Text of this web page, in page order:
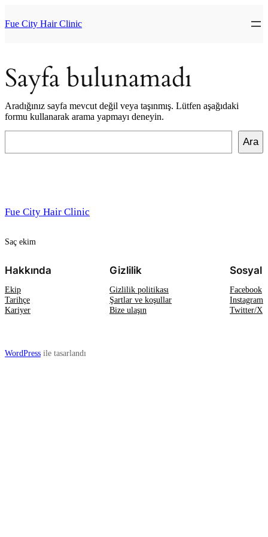
geç
Fue City Hair Clinic
Sayfa bulunamadı
Aradığınız sayfa mevcut değil veya taşınmış. Lütfen aşağıdaki
formu kullanarak arama yapmayı deneyin.
Ara
Fue City Hair Clinic
Saç ekim
Hakkında
Ekip
Tarihçe
Kariyer
Gizlilik
Gizlilik politikası
Şartlar ve koşullar
Bize ulaşın
Sosyal
Facebook
Instagram
Twitter/X
WordPress ile tasarlandı